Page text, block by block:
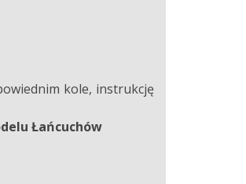
kole, instrukcję
Łańcuchów